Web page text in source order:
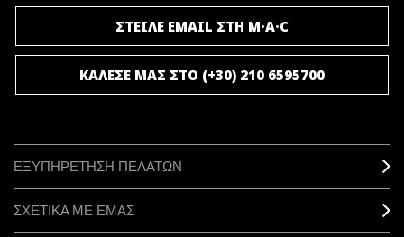
ΣΤΕΙΛΕ EMAIL ΣΤΗ M·A·C
ΚΑΛΕΣΕ ΜΑΣ ΣΤΟ (+30) 210 6595700
ΕΞΥΠΗΡΕΤΗΣΗ ΠΕΛΑΤΩΝ
ΣΧΕΤΙΚΑ ΜΕ ΕΜΑΣ